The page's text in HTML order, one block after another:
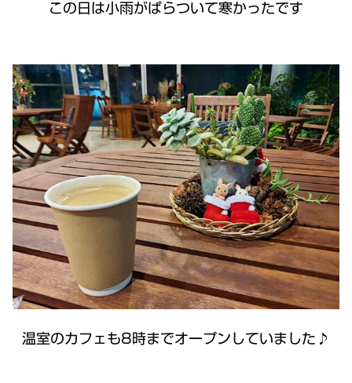
この日は小雨がぱらついて寒かったです
温室のカフェも8時までオープンしていました♪